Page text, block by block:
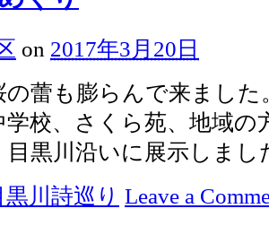
on 2017年3月20日
の蕾も膨らんで来ました
学校、さくら苑、地域の
目黒川沿いに展示しまし
黒川詩巡り Leave a